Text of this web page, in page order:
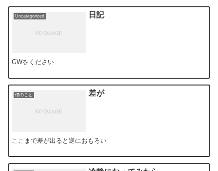
Uncategorized 日記
GWをください
僕のこと 差が
ここまで差が出ると逆におもろい